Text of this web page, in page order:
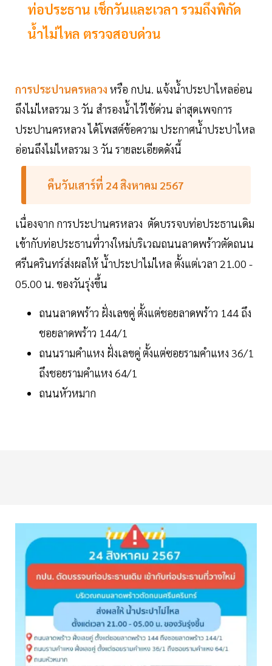
ท่อประธาน เช็กวันและเวลา รวมถึงพิกัด
น้ำไม่ไหล ตรวจสอบด่วน
การประปานครหลวง หรือ กปน. แจ้งน้ำประปาไหลอ่อน
ถึงไม่ไหลรวม 3 วัน สำรองน้ำไว้ใช้ด่วน ล่าสุดเพจการ
ประปานครหลวง ได้โพสต์ข้อความ ประกาศน้ำประปาไหล
อ่อนถึงไม่ไหลรวม 3 วัน รายละเอียดดังนี้
คืนวันเสาร์ที่ 24 สิงหาคม 2567
เนื่องจาก การประปานครหลวง ตัดบรรจบท่อประธานเดิม
เข้ากับท่อประธานที่วางใหม่บริเวณถนนลาดพร้าวตัดถนน
ศรีนครินทร์ส่งผลให้ น้ำประปาไม่ไหล ตั้งแต่เวลา 21.00 -
05.00 น. ของวันรุ่งขึ้น
ถนนลาดพร้าว ฝั่งเลขคู่ ตั้งแต่ชอยลาดพร้าว 144 ถึง
ชอยลาดพร้าว 144/1
ถนนรามคำแหง ฝั่งเลขคู่ ตั้งแต่ซอยรามคำแหง 36/1
ถึงชอยรามคำแหง 64/1
ถนนหัวหมาก